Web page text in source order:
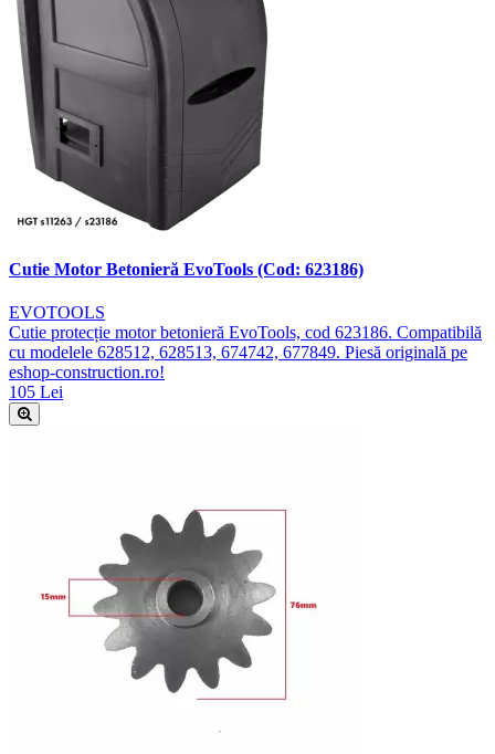
Cutie Motor Betonieră EvoTools (Cod: 623186)
EVOTOOLS
Cutie protecție motor betonieră EvoTools, cod 623186. Compatibilă
cu modelele 628512, 628513, 674742, 677849. Piesă originală pe
eshop-construction.ro!
105 Lei